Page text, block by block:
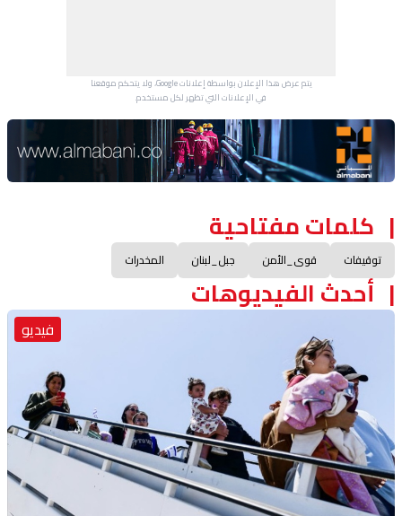
يتم عرض هذا الإعلان بواسطة إعلانات Google، ولا يتحكم موقعنا
في الإعلانات التي تظهر لكل مستخدم.
Advertisement Section
كلمات مفتاحية
توقيفات قوى_الأمن جبل_لبنان المخدرات
أحدث الفيديوهات
فيديو